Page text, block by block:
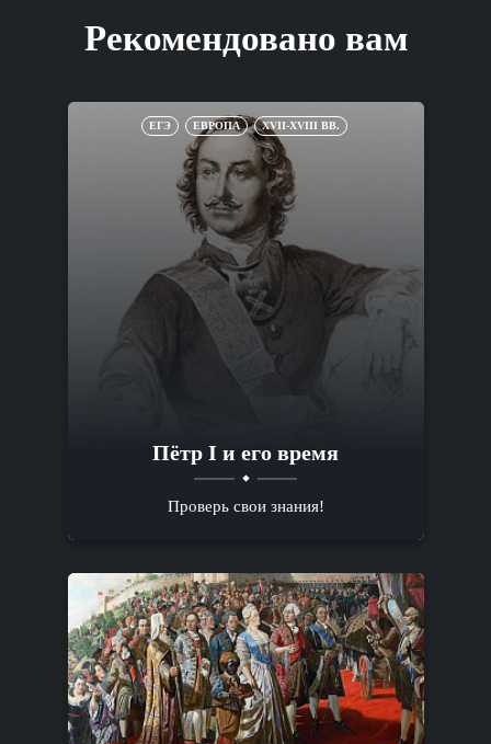
Рекомендовано вам
ЕГЭ ЕВРОПА XVII-XVIII ВВ.
Пётр I и его время
Проверь свои знания!